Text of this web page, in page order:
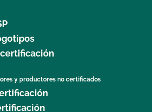
y productores no certificados